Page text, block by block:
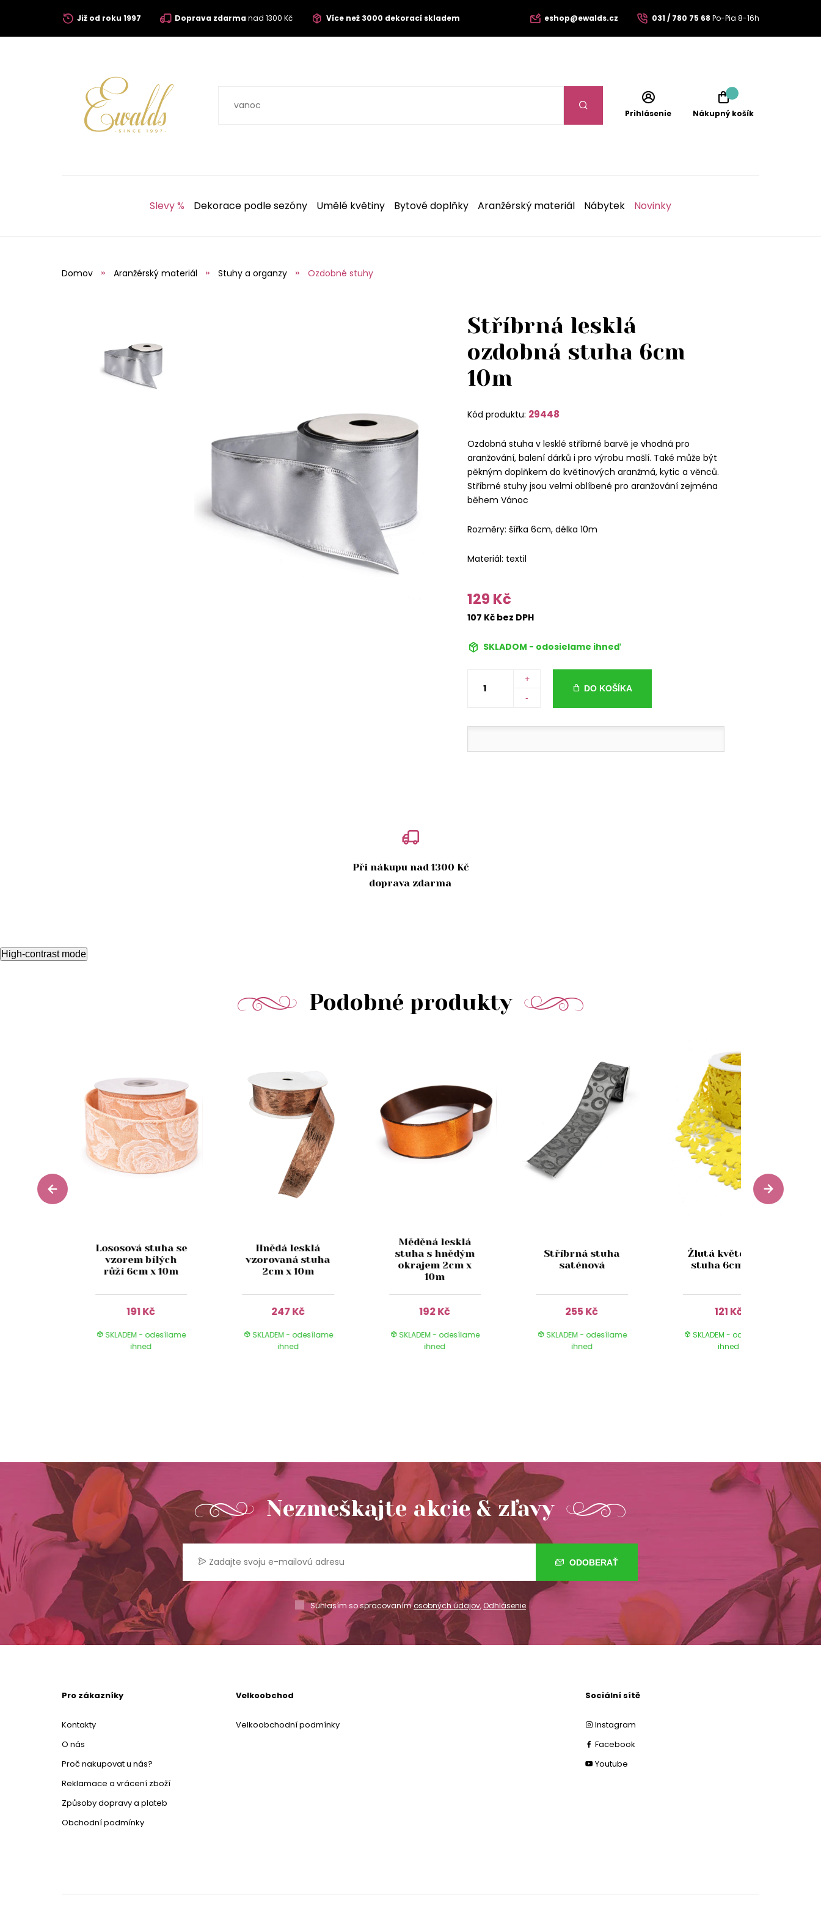
Již od roku 1997 Doprava zdarmanad 1300 Kč Více než 3000 dekorací skladem eshop@ewalds.cz 031 / 780 75 68 Po-Pia 8-16h
Prihlásenie Nákupný košík
Slevy % Dekorace podle sezóny Umělé květiny Bytové doplňky Aranžérský materiál Nábytek Novinky
Domov Aranžérský materiál Stuhy a organzy Ozdobné stuhy
Stříbrná lesklá
ozdobná stuha 6cm
10m
Kód produktu: 29448
Ozdobná stuha v lesklé stříbrné barvě je vhodná pro
aranžování, balení dárků i pro výrobu mašlí. Také může být
pěkným doplňkem do květinových aranžmá, kytic a věnců.
Stříbrné stuhy jsou velmi oblíbené pro aranžování zejména
během Vánoc
Rozměry: šířka 6cm, délka 10m
Materiál: textil
129 Kč
107 Kč bez DPH
SKLADOM - odosielame ihneď
+
-
DO KOŠÍKA
Při nákupu nad 1300 Kč
doprava zdarma
High-contrast mode
Podobné produkty
Lososová stuha se
vzorem bílých
růží 6cm x 10m
191 Kč
SKLADEM - odesílame
ihned
Hnědá lesklá
vzorovaná stuha
2cm x 10m
247 Kč
SKLADEM - odesílame
ihned
Měděná lesklá
stuha s hnědým
okrajem 2cm x
10m
192 Kč
SKLADEM - odesílame
ihned
Stříbrná stuha
saténová
255 Kč
SKLADEM - odesílame
ihned
Žlutá květovaná
stuha 6cm 10m
121 Kč
SKLADEM - odesílame
ihned
Nezmeškajte akcie & zľavy
ODOBERAŤ
Súhlasím so spracovanímosobných údajov,Odhlásenie
Pro zákazníky
Kontakty
O nás
Proč nakupovat u nás?
Reklamace a vrácení zboží
Způsoby dopravy a plateb
Obchodní podmínky
Velkoobchod
Velkoobchodní podmínky
Sociální sítě
Instagram
Facebook
Youtube